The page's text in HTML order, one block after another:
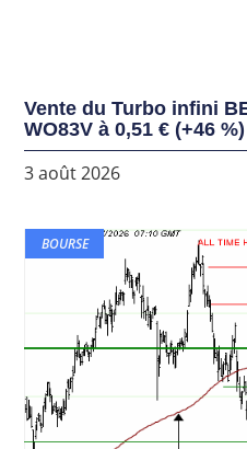
Vente du Turbo infini
WO83V à 0,51 € (+46 %)
3 août 2026
BOURSE